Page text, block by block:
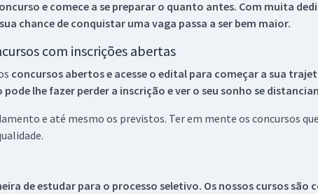
e comece a se preparar o quanto antes. Com muita
chance de conquistar uma vaga passa a ser bem maior.
com inscrições abertas
concursos abertos e acesse o edital para começar a sua
lhe fazer perder a inscrição e ver o seu sonho se
e até mesmo os previstos. Ter em mente os concursos
de estudar para o processo seletivo. Os nossos cursos